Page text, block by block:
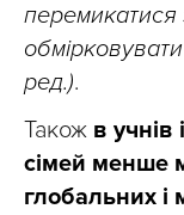
перемикатися
ред.).
Також в учнів
сімей менше
глобальних і